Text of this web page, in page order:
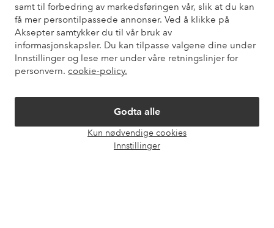
samt til forbedring av markedsføringen vår, slik at du kan
få mer persontilpassede annonser. Ved å klikke på
Aksepter samtykker du til vår bruk av
informasjonskapsler. Du kan tilpasse valgene dine under
Innstillinger og lese mer under våre retningslinjer for
personvern. cookie-policy.
Godta alle
Kun nødvendige cookies
Innstillinger
Kundeservice Bestilling Betalingsmåte
Mine sider
Om Ellos